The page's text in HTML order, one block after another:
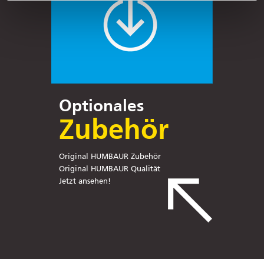
Optionales
Zubehör
Original HUMBAUR Zubehör
Original HUMBAUR Qualität
Jetzt ansehen!